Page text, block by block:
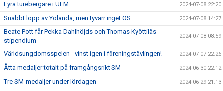
Fyra turebergare i UEM 2024-07-08 22:20
Snabbt lopp av Yolanda, men tyvärr inget OS 2024-07-08 14:27
Beate Pott får Pekka Dahlhöjds och Thomas Kyöttiläs
stipendium
2024-07-08 08:59
Världsungdomsspelen - vinst igen i föreningstävlingen! 2024-07-07 22:26
Åtta medaljer totalt på framgångsrikt SM 2024-06-30 22:12
Tre SM-medaljer under lördagen 2024-06-29 21:13